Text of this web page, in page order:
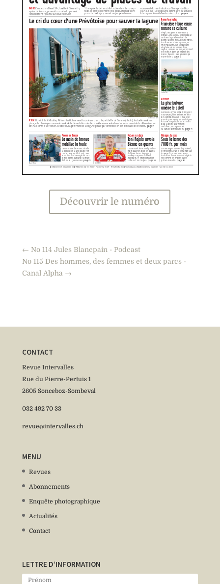
Découvrir le numéro
← No 114 Jules Blancpain - Podcast
No 115 Des hommes, des femmes et deux parcs -
Canal Alpha →
CONTACT
Revue Intervalles
Rue du Pierre-Pertuis 1
2605 Sonceboz-Sombeval
032 492 70 33
revue@intervalles.ch
MENU
Revues
Abonnements
Enquête photographique
Actualités
Contact
LETTRE D’INFORMATION